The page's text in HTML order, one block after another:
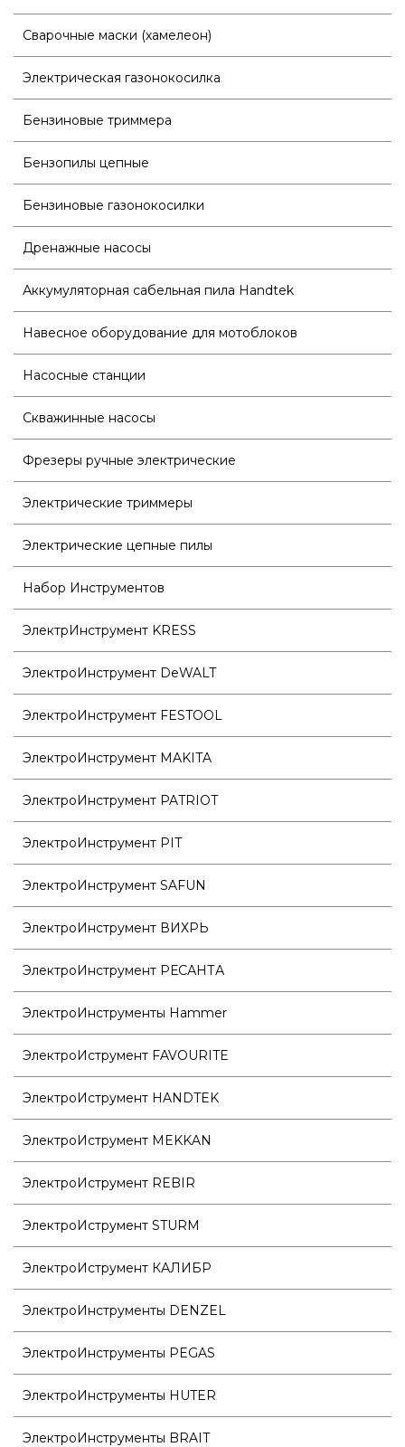
Сварочные маски (хамелеон)
Электрическая газонокосилка
Бензиновые триммера
Бензопилы цепные
Бензиновые газонокосилки
Дренажные насосы
Аккумуляторная сабельная пила Handtek
Навесное оборудование для мотоблоков
Насосные станции
Скважинные насосы
Фрезеры ручные электрические
Электрические триммеры
Электрические цепные пилы
Набор Инструментов
ЭлектрИнструмент KRESS
ЭлектроИнструмент DeWALT
ЭлектроИнструмент FESTOOL
ЭлектроИнструмент MAKITA
ЭлектроИнструмент PATRIOT
ЭлектроИнструмент PIT
ЭлектроИнструмент SAFUN
ЭлектроИнструмент ВИХРЬ
ЭлектроИнструмент РЕСАНТА
ЭлектроИнструменты Hammer
ЭлектроИструмент FAVOURITE
ЭлектроИструмент HANDTEK
ЭлектроИструмент MEKKAN
ЭлектроИструмент REBIR
ЭлектроИструмент STURM
ЭлектроИструмент КАЛИБР
ЭлектроИнструменты DENZEL
ЭлектроИнструменты PEGAS
ЭлектроИнструменты HUTER
ЭлектроИнструменты BRAIT